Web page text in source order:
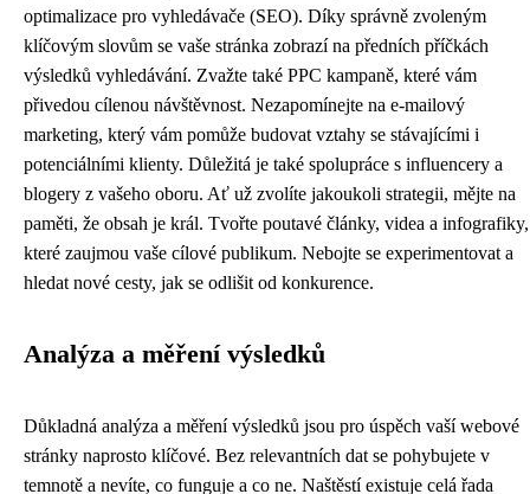
optimalizace pro vyhledávače (SEO). Díky správně zvoleným
klíčovým slovům se vaše stránka zobrazí na předních příčkách
výsledků vyhledávání. Zvažte také PPC kampaně, které vám
přivedou cílenou návštěvnost. Nezapomínejte na e-mailový
marketing, který vám pomůže budovat vztahy se stávajícími i
potenciálními klienty. Důležitá je také spolupráce s influencery a
blogery z vašeho oboru. Ať už zvolíte jakoukoli strategii, mějte na
paměti, že obsah je král. Tvořte poutavé články, videa a infografiky,
které zaujmou vaše cílové publikum. Nebojte se experimentovat a
hledat nové cesty, jak se odlišit od konkurence.
Analýza a měření výsledků
Důkladná analýza a měření výsledků jsou pro úspěch vaší webové
stránky naprosto klíčové. Bez relevantních dat se pohybujete v
temnotě a nevíte, co funguje a co ne. Naštěstí existuje celá řada